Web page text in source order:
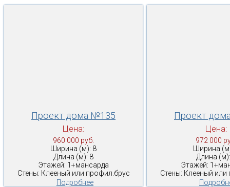
Проект дома №135
Цена:
960 000 руб.
Ширина (м): 8
Длина (м): 8
Этажей: 1+мансарда
Стены: Клееный или профил.брус
Подробнее
Проект
Цена:
972 000
Ширина
Длина
Этажей:
Стены: Клееный или